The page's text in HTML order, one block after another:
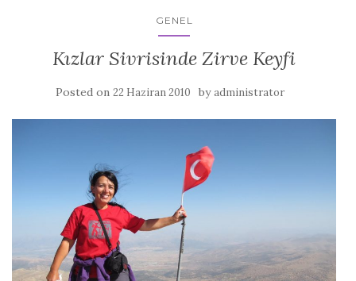
GENEL
Kızlar Sivrisinde Zirve Keyfi
Posted on 22 Haziran 2010 byadministrator